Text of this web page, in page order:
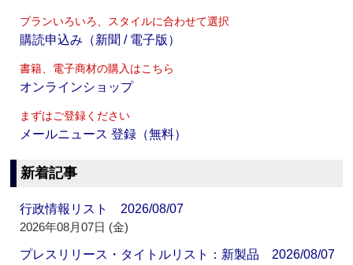
プランいろいろ、スタイルに合わせて選択
購読申込み（新聞 / 電子版）
書籍、電子商材の購入はこちら
オンラインショップ
まずはご登録ください
メールニュース 登録（無料）
新着記事
行政情報リスト 2026/08/07
2026年08月07日 (金)
プレスリリース・タイトルリスト：新製品 2026/08/07